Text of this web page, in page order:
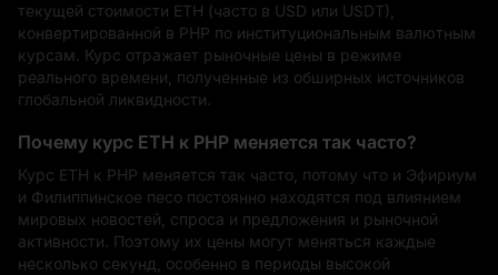
текущей стоимости ETH (часто в USD или USDT),
конвертированной в PHP по институциональным валютным
курсам. Курс отражает рыночные цены в режиме
реального времени, полученные из обширных источников
глобальной ликвидности.
Почему курс ETH к PHP меняется так часто?
Курс ETH к PHP меняется так часто, потому что и Эфириум
и Филиппинское песо постоянно находятся под влиянием
мировых новостей, спроса и предложения и рыночной
активности. Поэтому их цены могут меняться каждые
несколько секунд, особенно в периоды высокой